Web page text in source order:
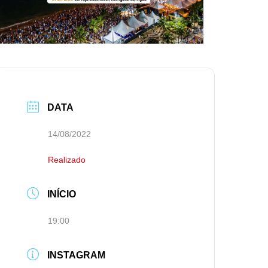
DATA
14/08/2022
Realizado
INÍCIO
19:00
INSTAGRAM